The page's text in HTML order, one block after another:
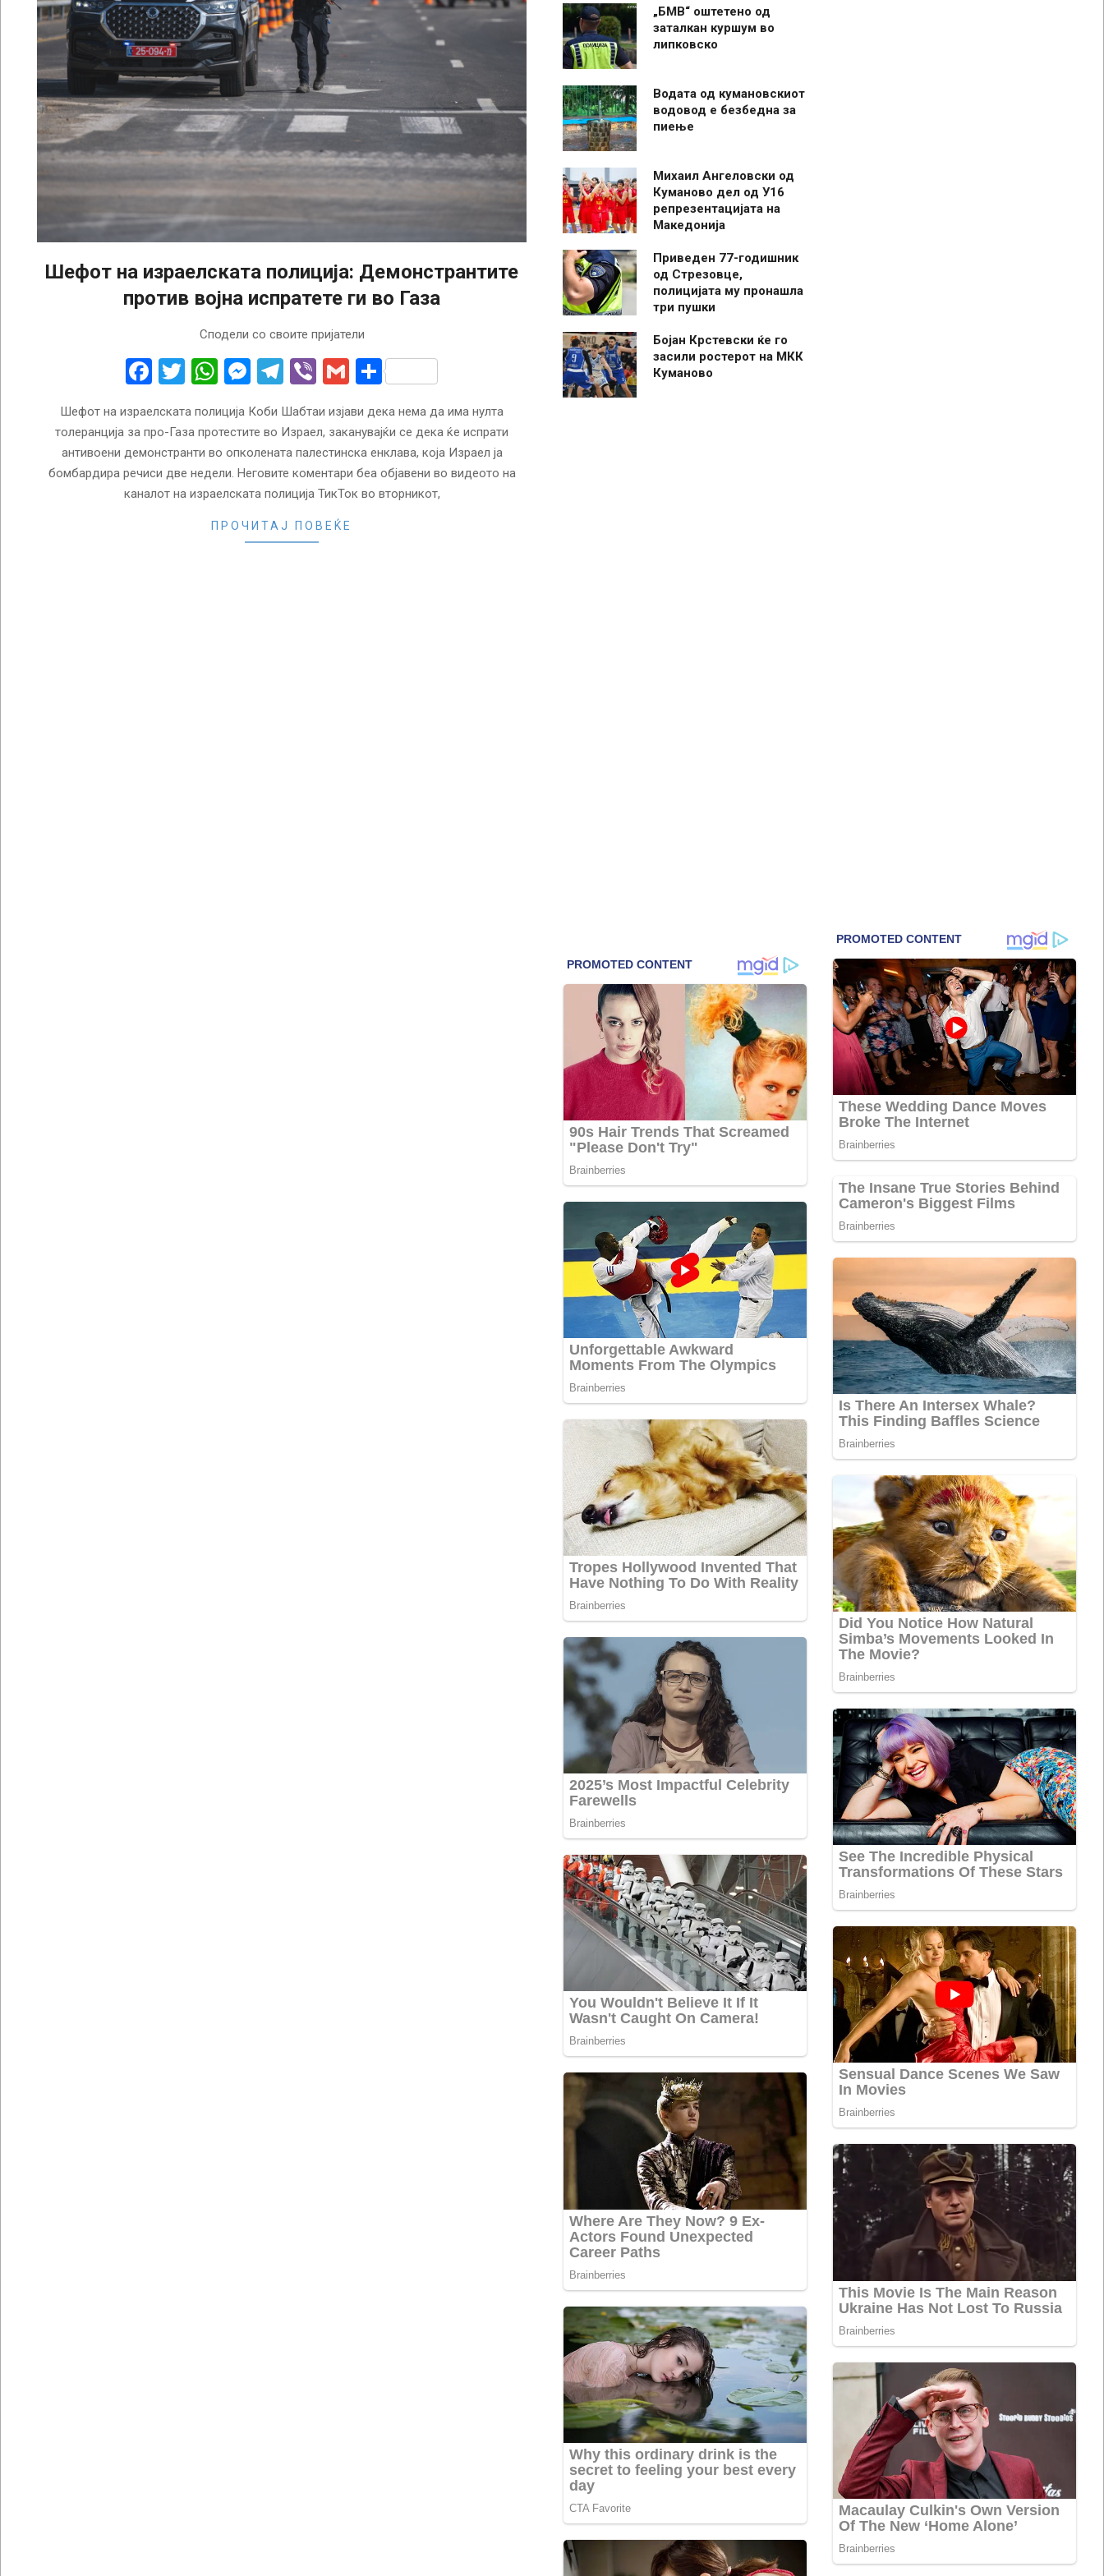
Шефот на израелската полиција: Демонстрантите
против војна испратете ги во Газа
Сподели со своите пријатели
Facebook
Twitter
WhatsApp
Messenger
Telegram
ViberGmailShare
Шефот на израелската полиција Коби Шабтаи изјави дека нема да има нулта
толеранција за про-Газа протестите во Израел, заканувајќи се дека ќе испрати
антивоени демонстранти во опколената палестинска енклава, која Израел ја
бомбардира речиси две недели. Неговите коментари беа објавени во видеото на
каналот на израелската полиција ТикТок во вторникот,
ПРОЧИТАЈ ПОВЕЌЕ
„БМВ“ оштетено од
заталкан куршум во
липковско
Водата од кумановскиот
водовод е безбедна за
пиење
Михаил Ангеловски од
Куманово дел од У16
репрезентацијата на
Македонија
Приведен 77-годишник
од Стрезовце,
полицијата му пронашла
три пушки
Бојан Крстевски ќе го
засили ростерот на МКК
Куманово